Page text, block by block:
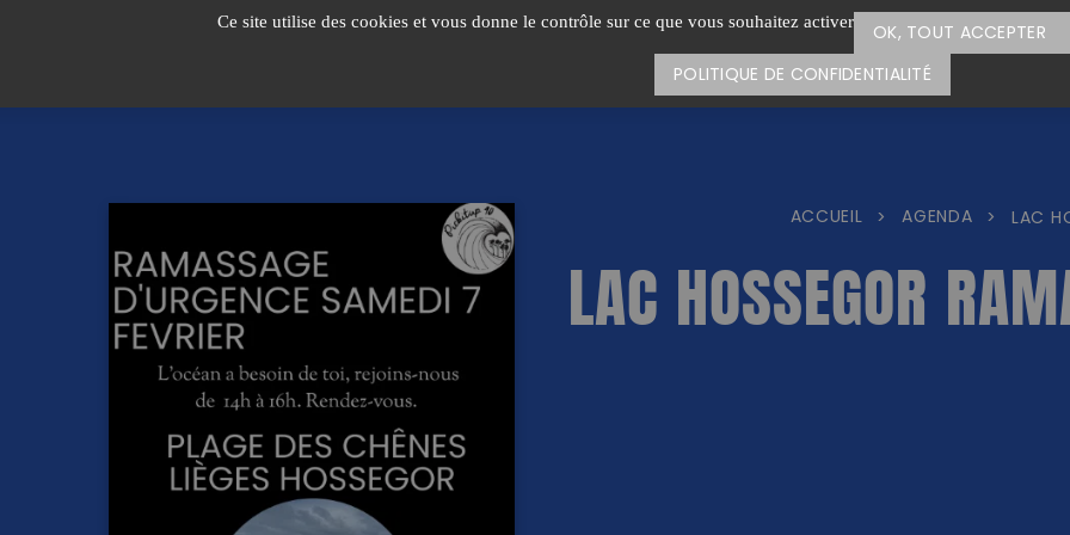
Ce site utilise des cookies et vous donne le contrôle sur ce que vous souhaitez activer OK, TOUT ACCEPTER
POLITIQUE DE CONFIDENTIALITÉ
ACCUEIL > AGENDA > LAC
LAC HOSSEGOR